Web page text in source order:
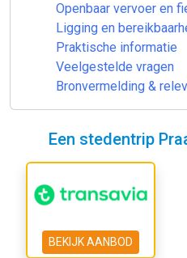
Openbaar vervoer en
Ligging en
Praktische informatie
Veelgestelde vragen
Bronvermelding &
Een stedentrip
BEKIJK AANBOD